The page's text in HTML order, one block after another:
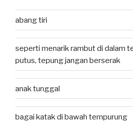
abang tiri
seperti menarik rambut di dalam
putus, tepung jangan berserak
anak tunggal
bagai katak di bawah tempurung